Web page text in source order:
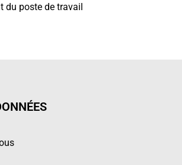
poste de travail